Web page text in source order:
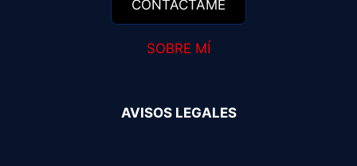
SOBRE MÍ
AVISOS LEGALES